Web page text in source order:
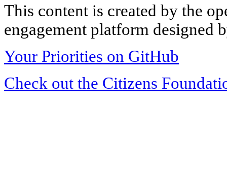
This content is created by the
engagement platform designed
Your Priorities on GitHub
Check out the Citizens